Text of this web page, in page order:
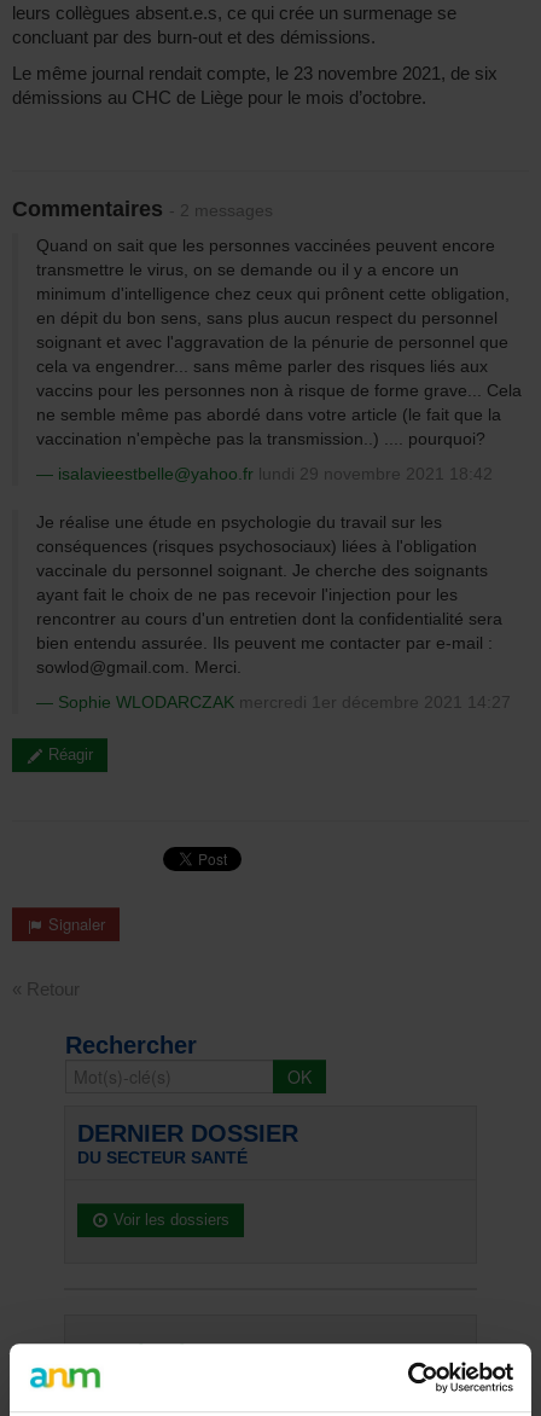
leurs collègues absent.e.s, ce qui crée un surmenage se
concluant par des burn-out et des démissions.
Le même journal rendait compte, le 23 novembre 2021, de six
démissions au CHC de Liège pour le mois d’octobre.
Commentaires - 2 messages
Quand on sait que les personnes vaccinées peuvent encore
transmettre le virus, on se demande ou il y a encore un
minimum d'intelligence chez ceux qui prônent cette obligation,
en dépit du bon sens, sans plus aucun respect du personnel
soignant et avec l'aggravation de la pénurie de personnel que
cela va engendrer... sans même parler des risques liés aux
vaccins pour les personnes non à risque de forme grave... Cela
ne semble même pas abordé dans votre article (le fait que la
vaccination n'empèche pas la transmission..) .... pourquoi?
isalavieestbelle@yahoo.fr lundi 29 novembre 2021 18:42
Je réalise une étude en psychologie du travail sur les
conséquences (risques psychosociaux) liées à l'obligation
vaccinale du personnel soignant. Je cherche des soignants
ayant fait le choix de ne pas recevoir l'injection pour les
rencontrer au cours d'un entretien dont la confidentialité sera
bien entendu assurée. Ils peuvent me contacter par e-mail :
sowlod@gmail.com. Merci.
Sophie WLODARCZAK mercredi 1er décembre 2021 14:27
Réagir
Signaler
« Retour
Rechercher
DERNIER DOSSIER
DU SECTEUR SANTÉ
Voir les dossiers
Les plus lus